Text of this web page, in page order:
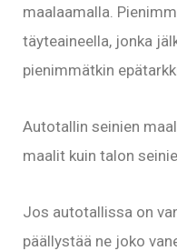
maalaamalla.
täyteaineella, jonka
pienimmätkin
Autotallin seinien
maalit kuin talon
Jos autotallissa on
päällystää ne joko